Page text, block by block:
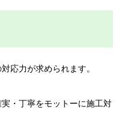
応力が求められます。
・丁寧をモットーに施工対